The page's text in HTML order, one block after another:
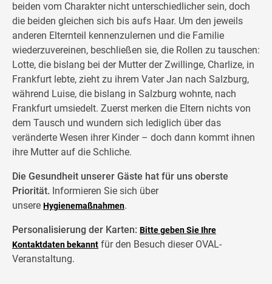
beiden vom Charakter nicht unterschiedlicher sein, doch
die beiden gleichen sich bis aufs Haar. Um den jeweils
anderen Elternteil kennenzulernen und die Familie
wiederzuvereinen, beschließen sie, die Rollen zu tauschen:
Lotte, die bislang bei der Mutter der Zwillinge, Charlize, in
Frankfurt lebte, zieht zu ihrem Vater Jan nach Salzburg,
während Luise, die bislang in Salzburg wohnte, nach
Frankfurt umsiedelt. Zuerst merken die Eltern nichts von
dem Tausch und wundern sich lediglich über das
veränderte Wesen ihrer Kinder – doch dann kommt ihnen
ihre Mutter auf die Schliche.
Die Gesundheit unserer Gäste hat für uns oberste
Priorität. Informieren Sie sich über
unsere Hygienemaßnahmen.
Personalisierung der Karten: Bitte geben Sie Ihre
Kontaktdaten bekannt für den Besuch dieser OVAL-
Veranstaltung.